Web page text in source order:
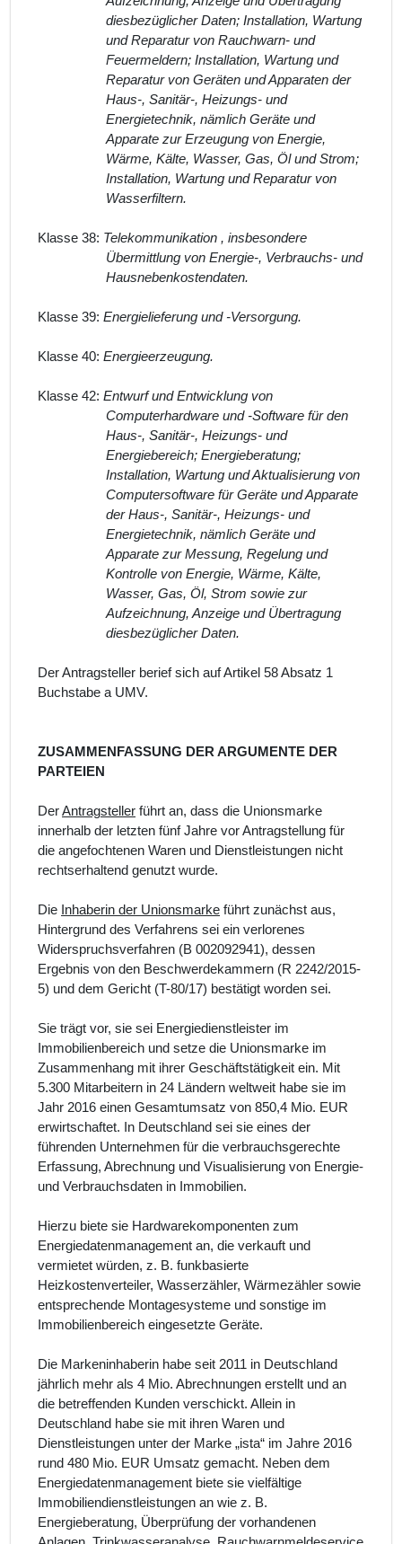
diesbezüglicher Daten; Installation, Wartung
und Reparatur von Rauchwarn- und
Feuermeldern; Installation, Wartung und
Reparatur von Geräten und Apparaten der
Haus-, Sanitär-, Heizungs- und
Energietechnik, nämlich Geräte und
Apparate zur Erzeugung von Energie,
Wärme, Kälte, Wasser, Gas, Öl und Strom;
Installation, Wartung und Reparatur von
Wasserfiltern.
Klasse 38: Telekommunikation , insbesondere
Übermittlung von Energie-, Verbrauchs- und
Hausnebenkostendaten.
Klasse 39: Energielieferung und -Versorgung.
Klasse 40: Energieerzeugung.
Klasse 42: Entwurf und Entwicklung von
Computerhardware und -Software für den
Haus-, Sanitär-, Heizungs- und
Energiebereich; Energieberatung;
Installation, Wartung und Aktualisierung von
Computersoftware für Geräte und Apparate
der Haus-, Sanitär-, Heizungs- und
Energietechnik, nämlich Geräte und
Apparate zur Messung, Regelung und
Kontrolle von Energie, Wärme, Kälte,
Wasser, Gas, Öl, Strom sowie zur
Aufzeichnung, Anzeige und Übertragung
diesbezüglicher Daten.
Der Antragsteller berief sich auf Artikel 58 Absatz 1
Buchstabe a UMV.
ZUSAMMENFASSUNG DER ARGUMENTE DER
PARTEIEN
DerAntragsteller führt an, dass die Unionsmarke
innerhalb der letzten fünf Jahre vor Antragstellung für
die angefochtenen Waren und Dienstleistungen nicht
rechtserhaltend genutzt wurde.
Die Inhaberin der Unionsmarke führt zunächst aus,
Hintergrund des Verfahrens sei ein verlorenes
Widerspruchsverfahren (B 002092941), dessen
Ergebnis von den Beschwerdekammern (R 2242/2015-
5) und dem Gericht (T-80/17) bestätigt worden sei.
Sie trägt vor, sie sei Energiedienstleister im
Immobilienbereich und setze die Unionsmarke im
Zusammenhang mit ihrer Geschäftstätigkeit ein. Mit
5.300 Mitarbeitern in 24 Ländern weltweit habe sie im
Jahr 2016 einen Gesamtumsatz von 850,4 Mio. EUR
erwirtschaftet. In Deutschland sei sie eines der
führenden Unternehmen für die verbrauchsgerechte
Erfassung, Abrechnung und Visualisierung von Energie-
und Verbrauchsdaten in Immobilien.
Hierzu biete sie Hardwarekomponenten zum
Energiedatenmanagement an, die verkauft und
vermietet würden, z. B. funkbasierte
Heizkostenverteiler, Wasserzähler, Wärmezähler sowie
entsprechende Montagesysteme und sonstige im
Immobilienbereich eingesetzte Geräte.
Die Markeninhaberin habe seit 2011 in Deutschland
jährlich mehr als 4 Mio. Abrechnungen erstellt und an
die betreffenden Kunden verschickt. Allein in
Deutschland habe sie mit ihren Waren und
Dienstleistungen unter der Marke „ista“ im Jahre 2016
rund 480 Mio. EUR Umsatz gemacht. Neben dem
Energiedatenmanagement biete sie vielfältige
Immobiliendienstleistungen an wie z. B.
Energieberatung, Überprüfung der vorhandenen